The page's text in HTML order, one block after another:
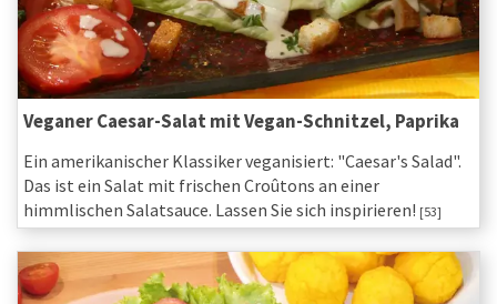
Veganer Caesar-Salat mit Vegan-Schnitzel, Paprika
Ein amerikanischer Klassiker veganisiert: "Caesar's Salad".
Das ist ein Salat mit frischen Croûtons an einer
himmlischen Salatsauce. Lassen Sie sich inspirieren! [53]